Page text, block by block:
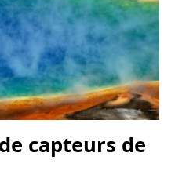
capteurs de